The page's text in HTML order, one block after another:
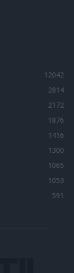
12042
2814
2172
1876
1416
1300
1065
1053
591